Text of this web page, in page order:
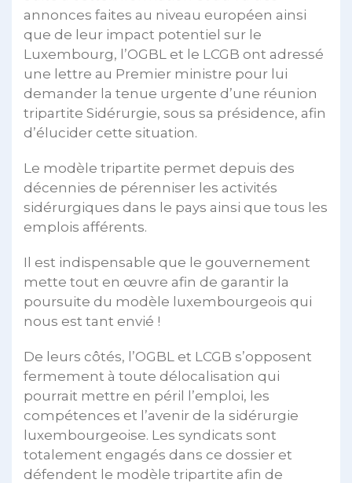
annonces faites au niveau européen ainsi
que de leur impact potentiel sur le
Luxembourg, l’OGBL et le LCGB ont adressé
une lettre au Premier ministre pour lui
demander la tenue urgente d’une réunion
tripartite Sidérurgie, sous sa présidence, afin
d’élucider cette situation.
Le modèle tripartite permet depuis des
décennies de pérenniser les activités
sidérurgiques dans le pays ainsi que tous les
emplois afférents.
Il est indispensable que le gouvernement
mette tout en œuvre afin de garantir la
poursuite du modèle luxembourgeois qui
nous est tant envié !
De leurs côtés, l’OGBL et LCGB s’opposent
fermement à toute délocalisation qui
pourrait mettre en péril l’emploi, les
compétences et l’avenir de la sidérurgie
luxembourgeoise. Les syndicats sont
totalement engagés dans ce dossier et
défendent le modèle tripartite afin de